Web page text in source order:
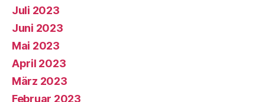
Juli 2023
Juni 2023
Mai 2023
April 2023
März 2023
Februar 2023